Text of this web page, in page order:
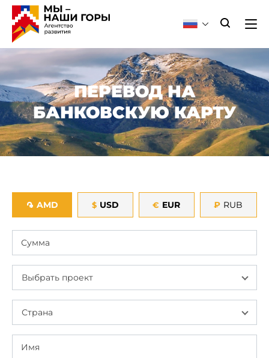
ПЕРЕВОД НА
БАНКОВСКУЮ КАРТУ
֏ AMD $ USD € EUR ₽ RUB
Выбрать проект
Страна